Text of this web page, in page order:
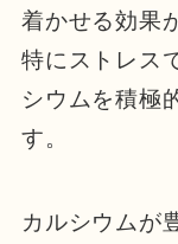
着かせる効果
特にストレス
シウムを積極
す。
カルシウムが